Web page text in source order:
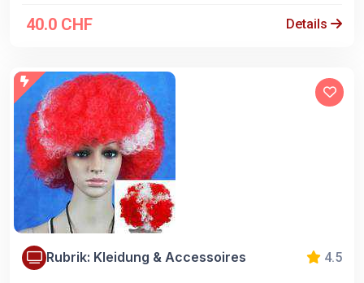
40.0 CHF Details
Rubrik: Kleidung & Accessoires 4.5